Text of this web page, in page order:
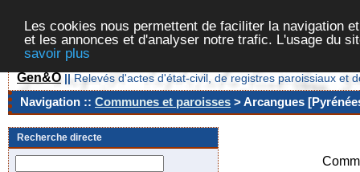
Les cookies nous permettent de faciliter la navigation
et les annonces et d'analyser notre trafic. L'usage du
savoir plus
Gen&O || Relevés d'actes d'état-civil, de registres paroissiaux et
Navigation :: Communes et paroisses > Arcangues
Recherche directe